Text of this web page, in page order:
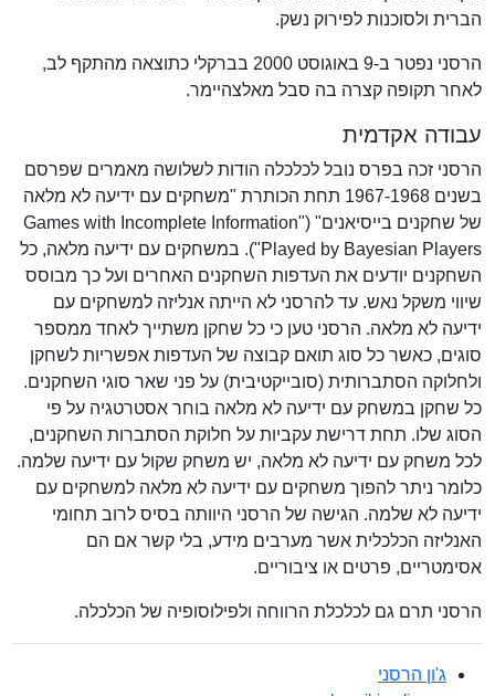
הברית ולסוכנות לפירוק נשק.
הרסני נפטר ב-9 באוגוסט 2000 בברקלי כתוצאה מהתקף לב,
לאחר תקופה קצרה בה סבל מאלצהיימר.
עבודה אקדמית
הרסני זכה בפרס נובל לכלכלה הודות לשלושה מאמרים שפרסם
בשנים 1967-1968 תחת הכותרת "משחקים עם ידיעה לא מלאה
של שחקנים בייסיאנים" ("Games with Incomplete Information
Played by Bayesian Players"). במשחקים עם ידיעה מלאה, כל
השחקנים יודעים את העדפות השחקנים האחרים ועל כך מבוסס
שיווי משקל נאש. עד להרסני לא הייתה אנליזה למשחקים עם
ידיעה לא מלאה. הרסני טען כי כל שחקן משתייך לאחד ממספר
סוגים, כאשר כל סוג תואם קבוצה של העדפות אפשריות לשחקן
ולחלוקה הסתברותית (סובייקטיבית) על פני שאר סוגי השחקנים.
כל שחקן במשחק עם ידיעה לא מלאה בוחר אסטרטגיה על פי
הסוג שלו. תחת דרישת עקביות על חלוקת הסתברות השחקנים,
לכל משחק עם ידיעה לא מלאה, יש משחק שקול עם ידיעה שלמה.
כלומר ניתר להפוך משחקים עם ידיעה לא מלאה למשחקים עם
ידיעה לא שלמה. הגישה של הרסני היוותה בסיס לרוב תחומי
האנליזה הכלכלית אשר מערבים מידע, בלי קשר אם הם
אסימטריים, פרטים או ציבוריים.
הרסני תרם גם לכלכלת הרווחה ולפילוסופיה של הכלכלה.
ג'ון הרסני